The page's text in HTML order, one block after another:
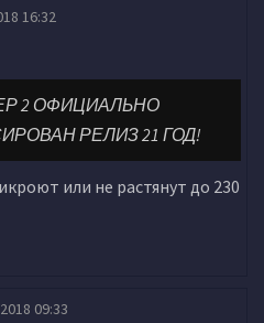
16:32
2 ОФИЦИАЛЬНО
РЕЛИЗ 21 ГОД!
или не растянут до 230
09:33